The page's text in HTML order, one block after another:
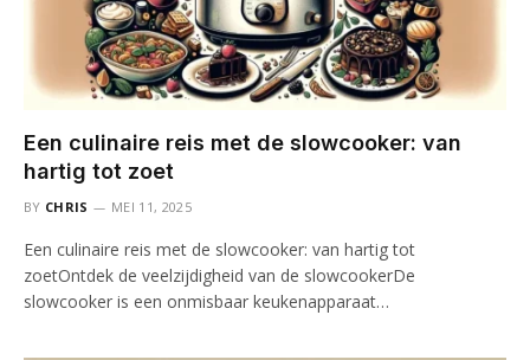
Een culinaire reis met de slowcooker: van
hartig tot zoet
BY CHRIS MEI 11, 2025
Een culinaire reis met de slowcooker: van hartig tot
zoetOntdek de veelzijdigheid van de slowcookerDe
slowcooker is een onmisbaar keukenapparaat…